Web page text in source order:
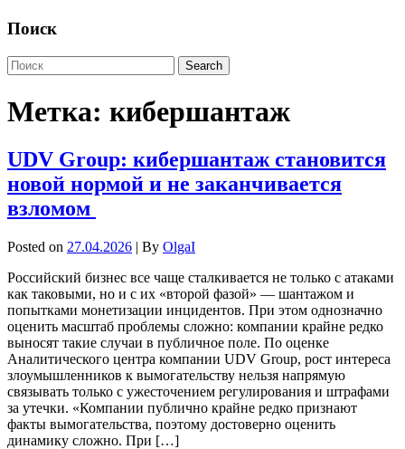
Поиск
Метка: кибершантаж
UDV Group: кибершантаж становится
новой нормой и не заканчивается
взломом
Posted on 27.04.2026 | By OlgaI
Российский бизнес все чаще сталкивается не только с атаками
как таковыми, но и с их «второй фазой» — шантажом и
попытками монетизации инцидентов. При этом однозначно
оценить масштаб проблемы сложно: компании крайне редко
выносят такие случаи в публичное поле. По оценке
Аналитического центра компании UDV Group, рост интереса
злоумышленников к вымогательству нельзя напрямую
связывать только с ужесточением регулирования и штрафами
за утечки. «Компании публично крайне редко признают
факты вымогательства, поэтому достоверно оценить
динамику сложно. При […]